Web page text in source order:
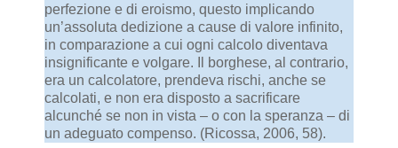
perfezione e di eroismo, questo implicando
un’assoluta dedizione a cause di valore infinito,
in comparazione a cui ogni calcolo diventava
insignificante e volgare. Il borghese, al contrario,
era un calcolatore, prendeva rischi, anche se
calcolati, e non era disposto a sacrificare
alcunché se non in vista – o con la speranza – di
un adeguato compenso. (Ricossa, 2006, 58).